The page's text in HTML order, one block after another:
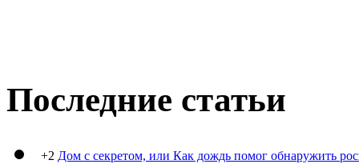
Последние статьи
+2 Дом с секретом, или Как дождь помог обнаружить